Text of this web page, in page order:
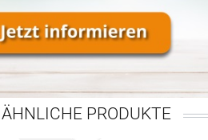
ÄHNLICHE PRODUKTE